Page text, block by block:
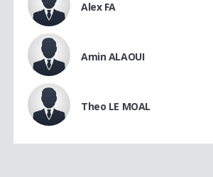
Alex FA
Amin ALAOUI
Theo LE MOAL